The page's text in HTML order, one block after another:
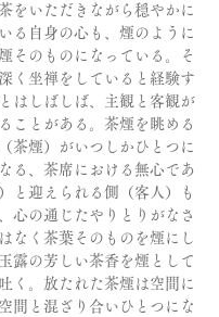
をいただきながら穏やかに
る自身の心も、煙のように
そのものになっている。そ
く坐禅をしていると経験す
はしばしば、主観と客観が
ことがある。茶煙を眺める
茶煙）がいつしかひとつに
る、茶席における無心であ
と迎えられる側（客人）も
心の通じたやりとりがなさ
なく茶葉そのものを煙にし
露の芳しい茶香を煙として
く。放たれた茶煙は空間に
間と混ざり合いひとつにな